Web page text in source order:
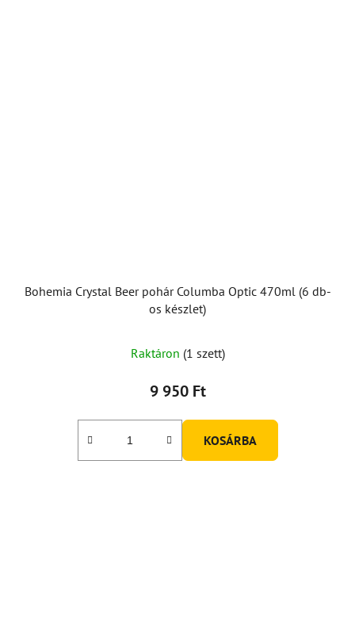
Bohemia Crystal Beer pohár Columba Optic 470ml (6 db-
os készlet)
Raktáron (1 szett)
9 950 Ft
KOSÁRBA